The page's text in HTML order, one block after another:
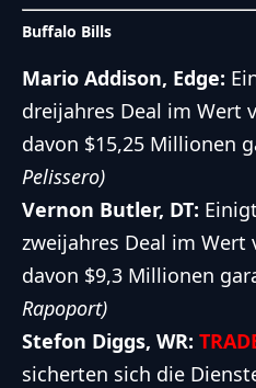
Buffalo Bills
Mario Addison, Edge:
dreijahres Deal im Wert
davon $15,25 Millionen
Pelissero)
Vernon Butler, DT:
zweijahres Deal im Wert
davon $9,3 Millionen
Rapoport)
Stefon Diggs, WR:
sicherten sich die